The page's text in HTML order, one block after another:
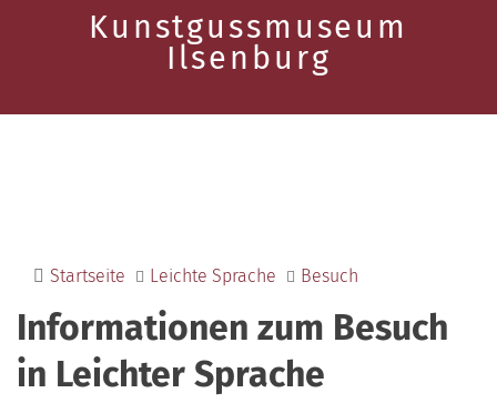
Kunstgussmuseum
Ilsenburg
Startseite Leichte Sprache Besuch
Informationen zum Besuch
in Leichter Sprache